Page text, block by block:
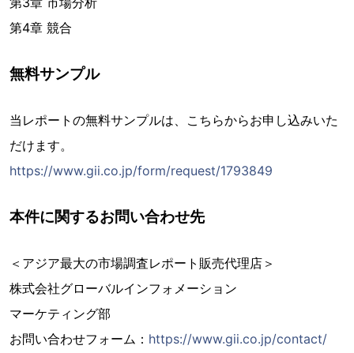
第4章 競合
無料サンプル
当レポートの無料サンプルは、こちらからお申し込みいた
だけます。
https://www.gii.co.jp/form/request/1793849
本件に関するお問い合わせ先
＜アジア最大の市場調査レポート販売代理店＞
株式会社グローバルインフォメーション
マーケティング部
お問い合わせフォーム： https://www.gii.co.jp/contact/